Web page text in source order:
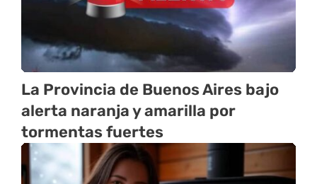
La Provincia de Buenos Aires bajo
alerta naranja y amarilla por
tormentas fuertes